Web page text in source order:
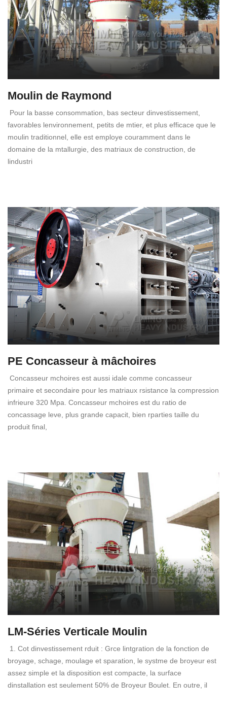
Moulin de Raymond
Pour la basse consommation, bas secteur dinvestissement,
favorables lenvironnement, petits de mtier, et plus efficace que le
moulin traditionnel, elle est employe couramment dans le
domaine de la mtallurgie, des matriaux de construction, de
lindustri
PE Concasseur à mâchoires
Concasseur mchoires est aussi idale comme concasseur
primaire et secondaire pour les matriaux rsistance la compression
infrieure 320 Mpa. Concasseur mchoires est du ratio de
concassage leve, plus grande capacit, bien rparties taille du
produit final,
LM-Séries Verticale Moulin
1. Cot dinvestissement rduit : Grce lintgration de la fonction de
broyage, schage, moulage et sparation, le systme de broyeur est
assez simple et la disposition est compacte, la surface
dinstallation est seulement 50% de Broyeur Boulet. En outre, il